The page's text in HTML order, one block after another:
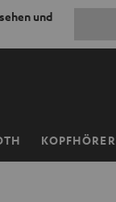
und
KOPFHÖRER